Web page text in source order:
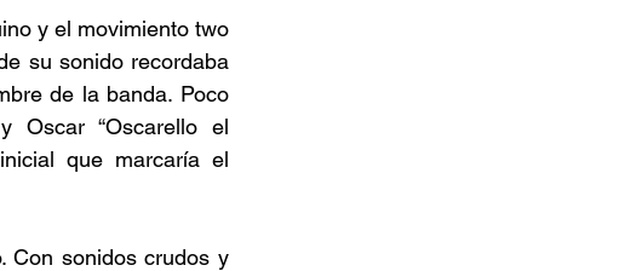
y el movimiento two
su sonido recordaba
de la banda. Poco
Oscar “Oscarello el
que marcaría el
Con sonidos crudos y